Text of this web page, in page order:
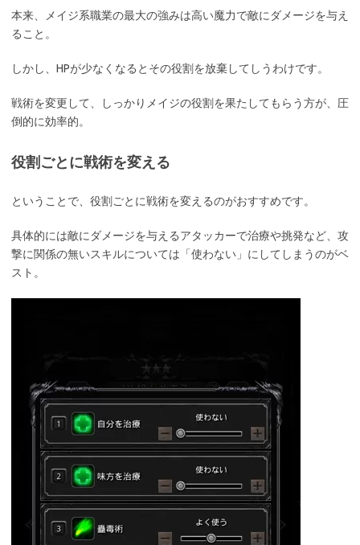
本来、メイジ系職業の最大の強みは高い魔力で敵にダメージを与え
ること。
しかし、HPが少なくなるとその役割を放棄してしうわけです。
戦術を変更して、しっかりメイジの役割を果たしてもらう方が、圧
倒的に効率的。
役割ごとに戦術を変える
ということで、役割ごとに戦術を変えるのがおすすめです。
具体的には敵にダメージを与えるアタッカーで治療や挑発など、攻
撃に関係の無いスキルについては「使わない」にしてしまうのがベ
スト。